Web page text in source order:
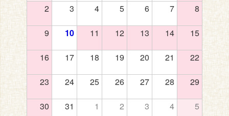
2 3 4 5 6 7 8
9 10 11 12 13 14 15
16 17 18 19 20 21 22
23 24 25 26 27 28 29
30 31 1 2 3 4 5